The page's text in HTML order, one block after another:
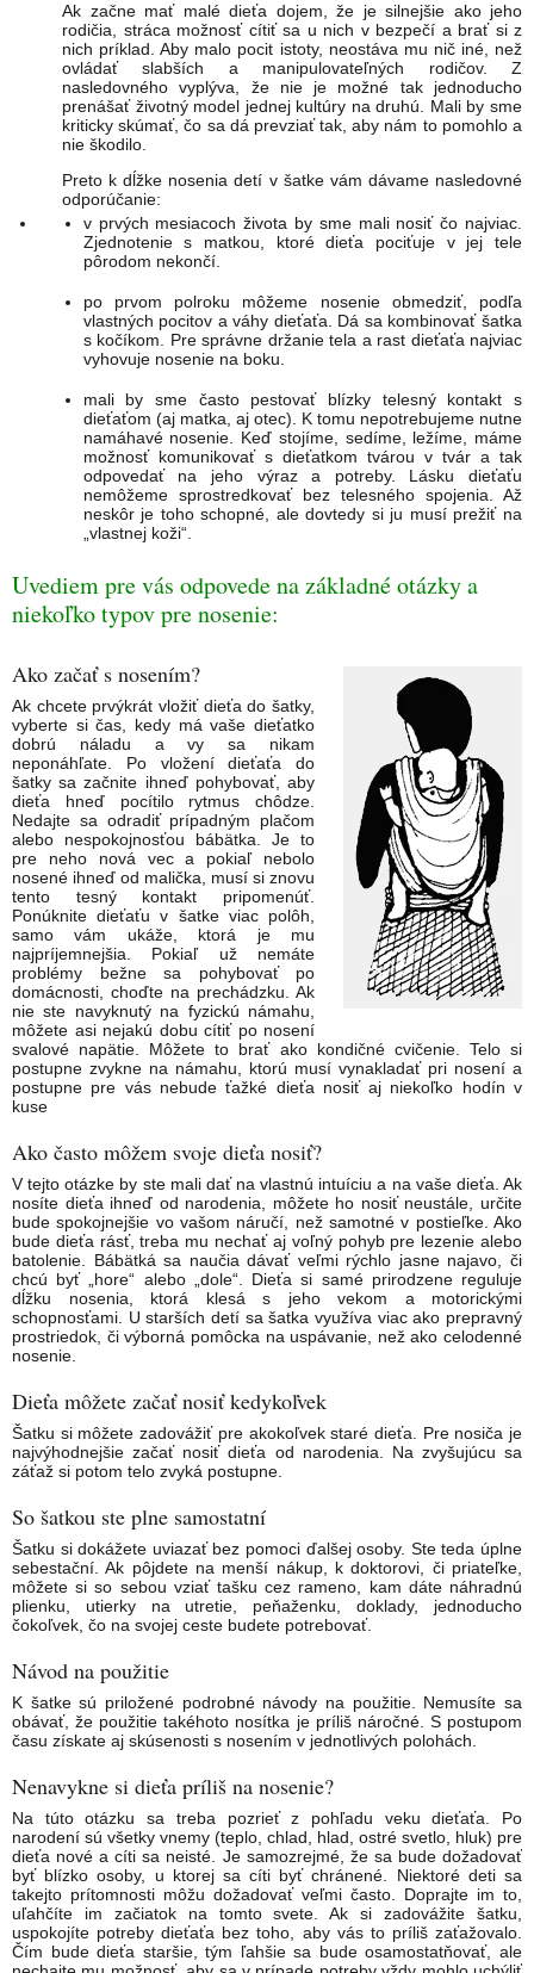
Ak začne mať malé dieťa dojem, že je silnejšie ako jeho
rodičia, stráca možnosť cítiť sa u nich v bezpečí a brať si z
nich príklad. Aby malo pocit istoty, neostáva mu nič iné, než
ovládať slabších a manipulovateľných rodičov. Z
nasledovného vyplýva, že nie je možné tak jednoducho
prenášať životný model jednej kultúry na druhú. Mali by sme
kriticky skúmať, čo sa dá prevziať tak, aby nám to pomohlo a
nie škodilo.
Preto k dĺžke nosenia detí v šatke vám dávame nasledovné
odporúčanie:
v prvých mesiacoch života by sme mali nosiť čo najviac.
Zjednotenie s matkou, ktoré dieťa pociťuje v jej tele
pôrodom nekončí.
po prvom polroku môžeme nosenie obmedziť, podľa
vlastných pocitov a váhy dieťaťa. Dá sa kombinovať šatka
s kočíkom. Pre správne držanie tela a rast dieťaťa najviac
vyhovuje nosenie na boku.
mali by sme často pestovať blízky telesný kontakt s
dieťaťom (aj matka, aj otec). K tomu nepotrebujeme nutne
namáhavé nosenie. Keď stojíme, sedíme, ležíme, máme
možnosť komunikovať s dieťatkom tvárou v tvár a tak
odpovedať na jeho výraz a potreby. Lásku dieťaťu
nemôžeme sprostredkovať bez telesného spojenia. Až
neskôr je toho schopné, ale dovtedy si ju musí prežiť na
„vlastnej koži“.
Uvediem pre vás odpovede na základné otázky a
niekoľko typov pre nosenie:
Ako začať s nosením?
Ak chcete prvýkrát vložiť dieťa do šatky,
vyberte si čas, kedy má vaše dieťatko
dobrú náladu a vy sa nikam
neponáhľate. Po vložení dieťaťa do
šatky sa začnite ihneď pohybovať, aby
dieťa hneď pocítilo rytmus chôdze.
Nedajte sa odradiť prípadným plačom
alebo nespokojnosťou bábätka. Je to
pre neho nová vec a pokiaľ nebolo
nosené ihneď od malička, musí si znovu
tento tesný kontakt pripomenúť.
Ponúknite dieťaťu v šatke viac polôh,
samo vám ukáže, ktorá je mu
najpríjemnejšia. Pokiaľ už nemáte
problémy bežne sa pohybovať po
domácnosti, choďte na prechádzku. Ak
nie ste navyknutý na fyzickú námahu,
môžete asi nejakú dobu cítiť po nosení
svalové napätie. Môžete to brať ako kondičné cvičenie. Telo si
postupne zvykne na námahu, ktorú musí vynakladať pri nosení a
postupne pre vás nebude ťažké dieťa nosiť aj niekoľko hodín v
kuse
Ako často môžem svoje dieťa nosiť?
V tejto otázke by ste mali dať na vlastnú intuíciu a na vaše dieťa. Ak
nosíte dieťa ihneď od narodenia, môžete ho nosiť neustále, určite
bude spokojnejšie vo vašom náručí, než samotné v postieľke. Ako
bude dieťa rásť, treba mu nechať aj voľný pohyb pre lezenie alebo
batolenie. Bábätká sa naučia dávať veľmi rýchlo jasne najavo, či
chcú byť „hore“ alebo „dole“. Dieťa si samé prirodzene reguluje
dĺžku nosenia, ktorá klesá s jeho vekom a motorickými
schopnosťami. U starších detí sa šatka využíva viac ako prepravný
prostriedok, či výborná pomôcka na uspávanie, než ako celodenné
nosenie.
Dieťa môžete začať nosiť kedykoľvek
Šatku si môžete zadovážiť pre akokoľvek staré dieťa. Pre nosiča je
najvýhodnejšie začať nosiť dieťa od narodenia. Na zvyšujúcu sa
záťaž si potom telo zvyká postupne.
So šatkou ste plne samostatní
Šatku si dokážete uviazať bez pomoci ďalšej osoby. Ste teda úplne
sebestační. Ak pôjdete na menší nákup, k doktorovi, či priateľke,
môžete si so sebou vziať tašku cez rameno, kam dáte náhradnú
plienku, utierky na utretie, peňaženku, doklady, jednoducho
čokoľvek, čo na svojej ceste budete potrebovať.
Návod na použitie
K šatke sú priložené podrobné návody na použitie. Nemusíte sa
obávať, že použitie takéhoto nosítka je príliš náročné. S postupom
času získate aj skúsenosti s nosením v jednotlivých polohách.
Nenavykne si dieťa príliš na nosenie?
Na túto otázku sa treba pozrieť z pohľadu veku dieťaťa. Po
narodení sú všetky vnemy (teplo, chlad, hlad, ostré svetlo, hluk) pre
dieťa nové a cíti sa neisté. Je samozrejmé, že sa bude dožadovať
byť blízko osoby, u ktorej sa cíti byť chránené. Niektoré deti sa
takejto prítomnosti môžu dožadovať veľmi často. Doprajte im to,
uľahčíte im začiatok na tomto svete. Ak si zadovážite šatku,
uspokojíte potreby dieťaťa bez toho, aby vás to príliš zaťažovalo.
Čím bude dieťa staršie, tým ľahšie sa bude osamostatňovať, ale